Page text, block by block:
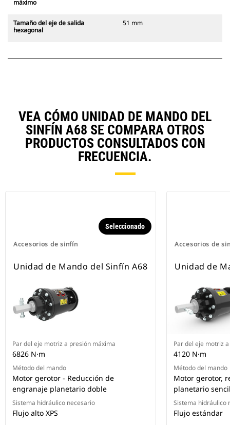
máximo
Tamaño del eje de salida
hexagonal
51 mm
VEA CÓMO UNIDAD DE MANDO DEL
SINFÍN A68 SE COMPARA OTROS
PRODUCTOS CONSULTADOS CON
FRECUENCIA.
Accesorios de sinfín
Seleccionado
Unidad de Mando del Sinfín A68
Par del eje motriz a presión máxima
6826 N·m
Método del mando
Motor gerotor - Reducción de
engranaje planetario doble
Sistema hidráulico necesario
Flujo alto XPS
Accesorios de
Unidad de
Par del eje motriz
4120 N·m
Método del mando
Motor gerotor,
planetario
Sistema hidráulico
Flujo estándar